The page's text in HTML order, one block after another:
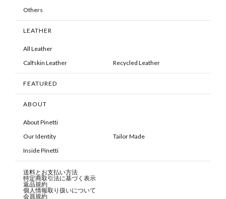
Others
LEATHER
All Leather
Calfskin Leather
Recycled Leather
FEATURED
ABOUT
About Pinetti
Our Identity
Tailor Made
Inside Pinetti
送料とお支払い方法
特定商取引法に基づく表示
返品規約
個人情報取り扱いについて
会員規約